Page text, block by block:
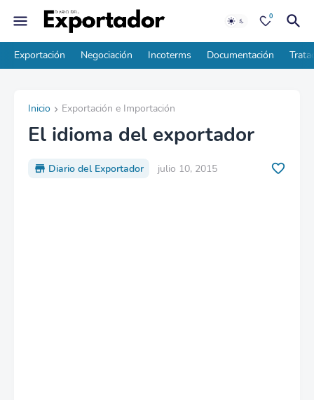
0
Exportación Negociación Incoterms Documentación
Inicio Exportación e Importación
El idioma del exportador
Diario del Exportador julio 10, 2015